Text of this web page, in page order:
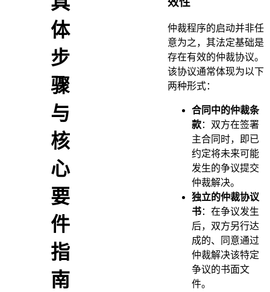
体
步
骤
与
核
心
要
件
指
南
仲裁程序的启动并非任
意为之，其法定基础是
存在有效的仲裁协议。
该协议通常体现为以下
两种形式：
合同中的仲裁条
款：双方在签署
主合同时，即已
约定将未来可能
发生的争议提交
仲裁解决。
独立的仲裁协议
书：在争议发生
后，双方另行达
成的、同意通过
仲裁解决该特定
争议的书面文
件。